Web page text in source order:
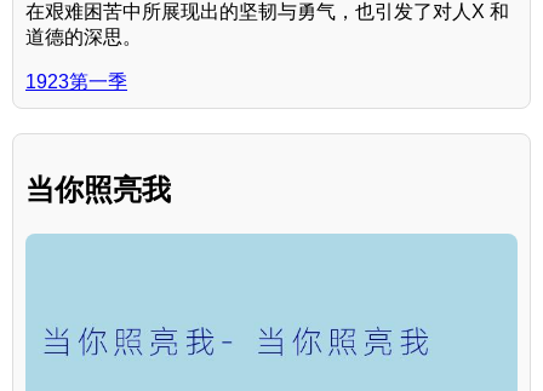
在艰难困苦中所展现出的坚韧与勇气，也引发了对人X 和
道德的深思。
1923第一季
当你照亮我